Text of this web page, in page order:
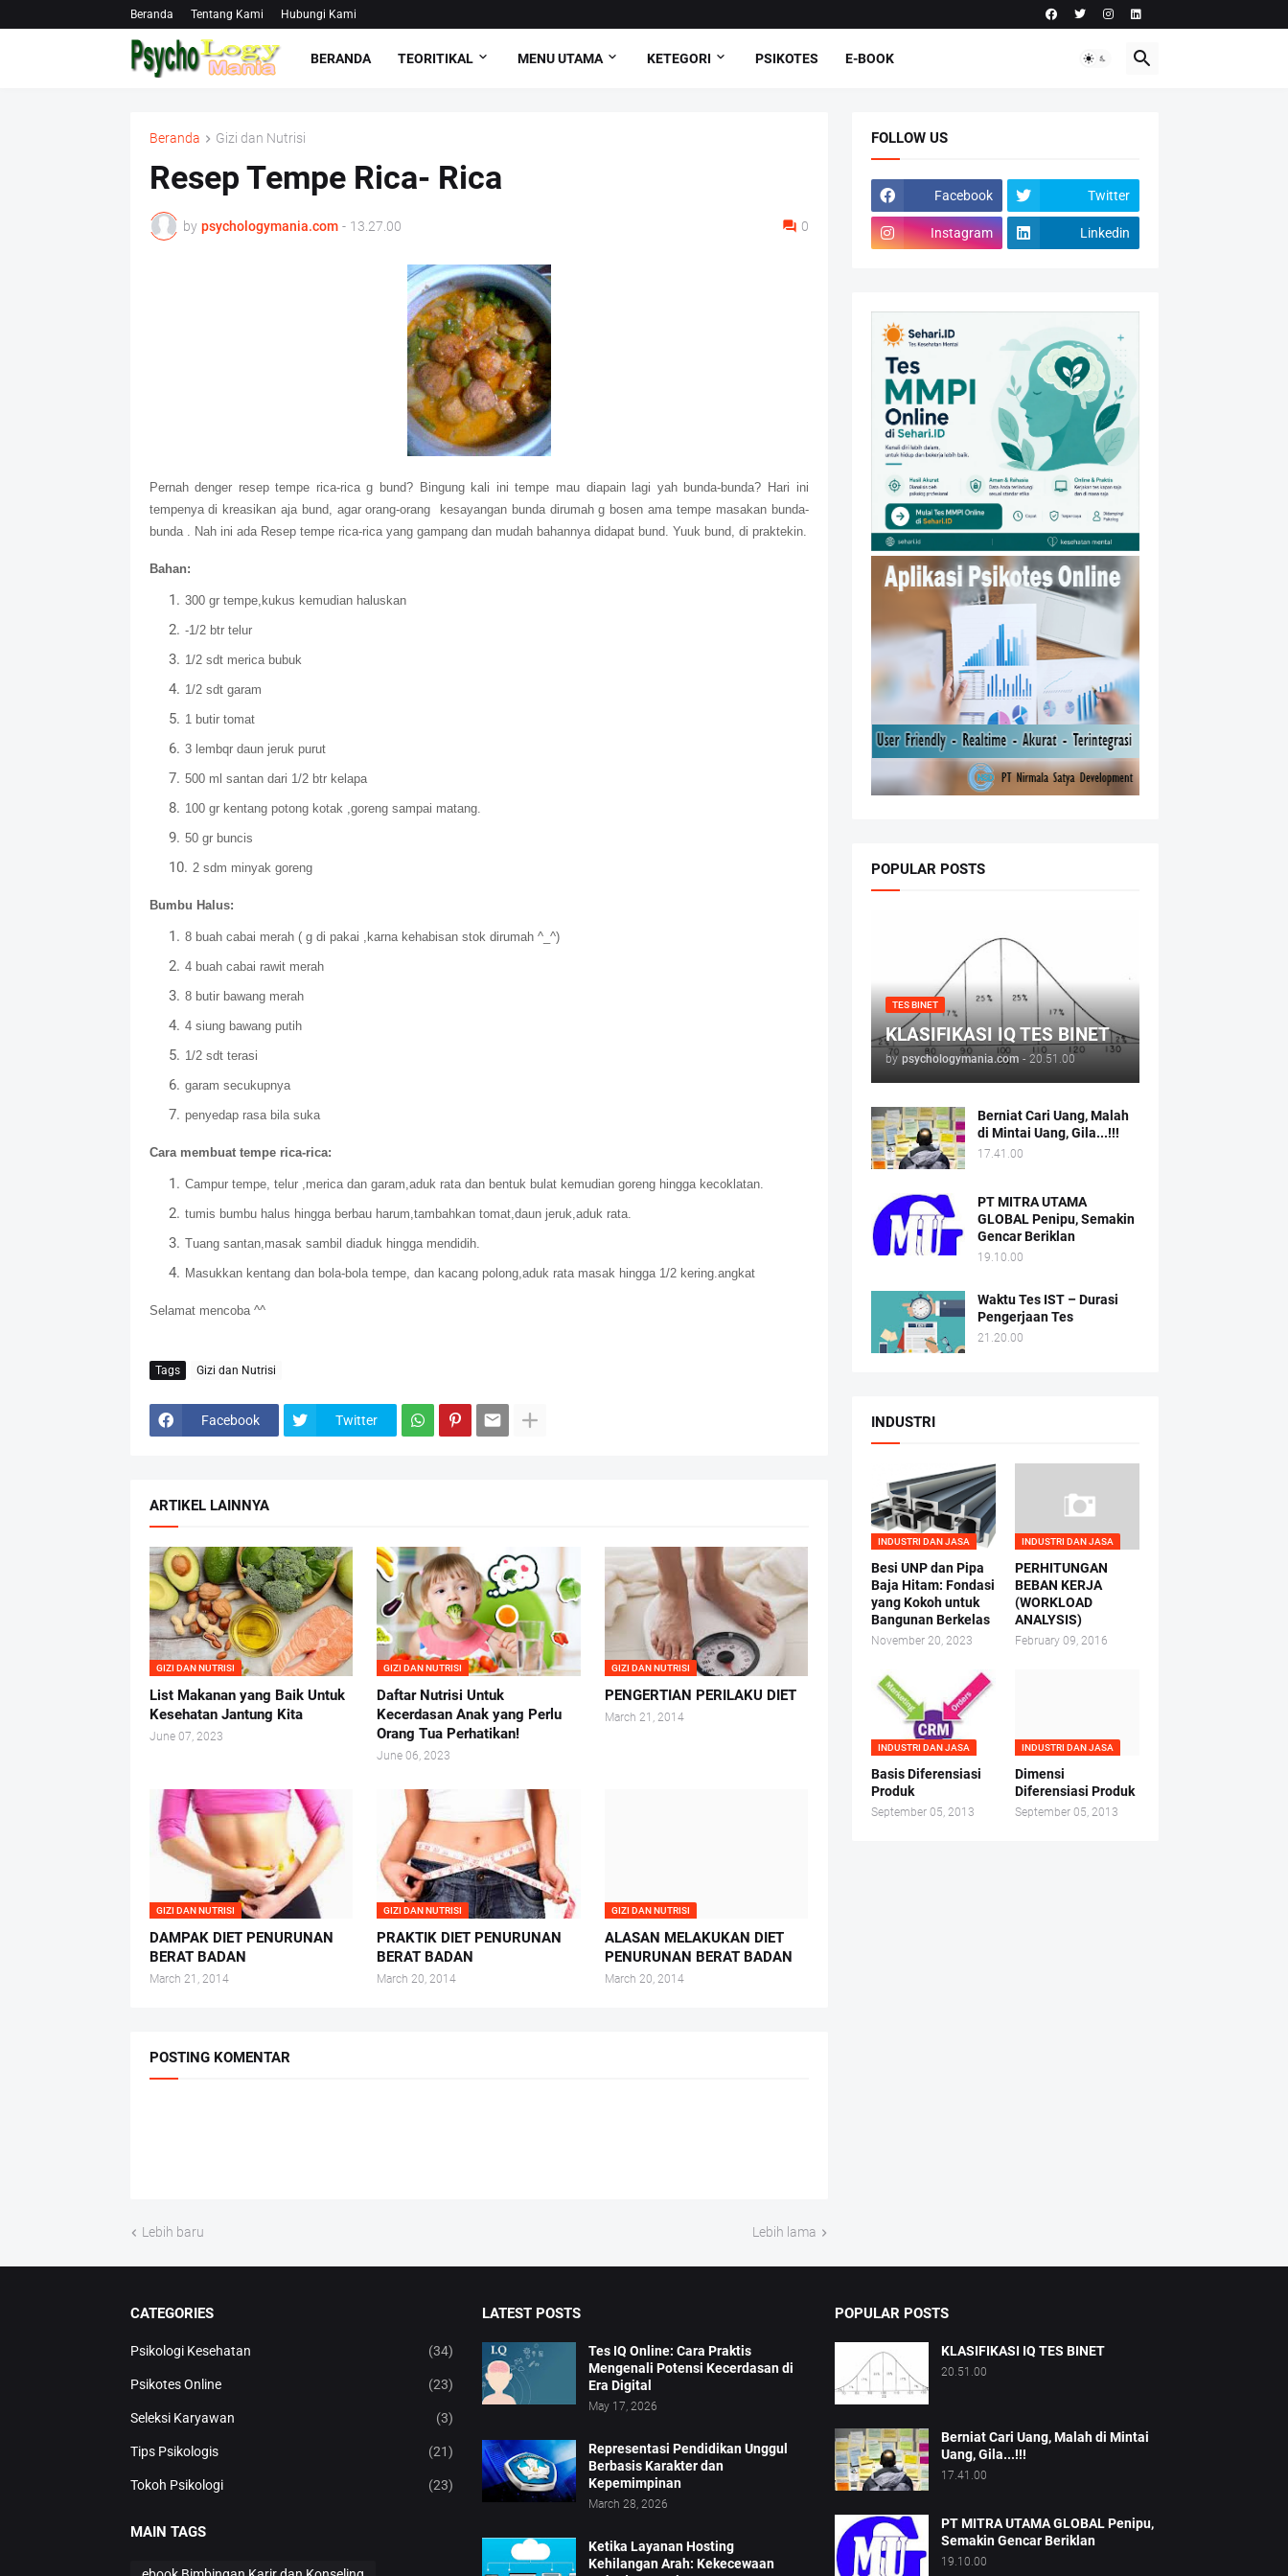
Beranda Tentang Kami Hubungi Kami
BERANDA TEORITIKAL MENU UTAMA KETEGORI PSIKOTES E-BOOK
Beranda Gizi dan Nutrisi
Resep Tempe Rica- Rica
by psychologymania.com - 13.27.00 0
Pernah denger resep tempe rica-rica g bund? Bingung kali ini tempe mau diapain lagi yah bunda-bunda? Hari ini
tempenya di kreasikan aja bund, agar orang-orang
kesayangan bunda dirumah g bosen ama tempe masakan bunda-
bunda . Nah ini ada Resep tempe rica-rica yang gampang dan mudah bahannya didapat bund. Yuuk bund, di praktekin.
Bahan:
300 gr tempe,kukus kemudian haluskan
-1/2 btr telur
1/2 sdt merica bubuk
1/2 sdt garam
1 butir tomat
3 lembqr daun jeruk purut
500 ml santan dari 1/2 btr kelapa
100 gr kentang potong kotak ,goreng sampai matang.
50 gr buncis
2 sdm minyak goreng
Bumbu Halus:
8 buah cabai merah ( g di pakai ,karna kehabisan stok dirumah ^_^)
4 buah cabai rawit merah
8 butir bawang merah
4 siung bawang putih
1/2 sdt terasi
garam secukupnya
penyedap rasa bila suka
Cara membuat tempe rica-rica:
Campur tempe, telur ,merica dan garam,aduk rata dan bentuk bulat kemudian goreng hingga kecoklatan.
tumis bumbu halus hingga berbau harum,tambahkan tomat,daun jeruk,aduk rata.
Tuang santan,masak sambil diaduk hingga mendidih.
Masukkan kentang dan bola-bola tempe, dan kacang polong,aduk rata masak hingga 1/2 kering.angkat
Selamat mencoba ^^
Tags Gizi dan Nutrisi
Facebook Twitter
ARTIKEL LAINNYA
GIZI DAN NUTRISI
List Makanan yang Baik Untuk
Kesehatan Jantung Kita
June 07, 2023
GIZI DAN NUTRISI
Daftar Nutrisi Untuk
Kecerdasan Anak yang Perlu
Orang Tua Perhatikan!
June 06, 2023
GIZI DAN NUTRISI
PENGERTIAN PERILAKU DIET
March 21, 2014
GIZI DAN NUTRISI
DAMPAK DIET PENURUNAN
BERAT BADAN
March 21, 2014
GIZI DAN NUTRISI
PRAKTIK DIET PENURUNAN
BERAT BADAN
March 20, 2014
GIZI DAN NUTRISI
ALASAN MELAKUKAN DIET
PENURUNAN BERAT BADAN
March 20, 2014
POSTING KOMENTAR
Lebih baru Lebih lama
FOLLOW US
Facebook Twitter
Instagram Linkedin
POPULAR POSTS
TES BINET
KLASIFIKASI IQ TES BINET
by psychologymania.com - 20.51.00
Berniat Cari Uang, Malah
di Mintai Uang, Gila...!!!
17.41.00
PT MITRA UTAMA
GLOBAL Penipu, Semakin
Gencar Beriklan
19.10.00
Waktu Tes IST – Durasi
Pengerjaan Tes
21.20.00
INDUSTRI
INDUSTRI DAN JASA
Besi UNP dan Pipa
Baja Hitam: Fondasi
yang Kokoh untuk
Bangunan Berkelas
November 20, 2023
INDUSTRI DAN JASA
PERHITUNGAN
BEBAN KERJA
(WORKLOAD
ANALYSIS)
February 09, 2016
INDUSTRI DAN JASA
Basis Diferensiasi
Produk
September 05, 2013
INDUSTRI DAN JASA
Dimensi
Diferensiasi Produk
September 05, 2013
CATEGORIES
Psikologi Kesehatan (34)
Psikotes Online (23)
Seleksi Karyawan (3)
Tips Psikologis (21)
Tokoh Psikologi (23)
MAIN TAGS
LATEST POSTS
Tes IQ Online: Cara Praktis
Mengenali Potensi Kecerdasan di
Era Digital
May 17, 2026
Representasi Pendidikan Unggul
Berbasis Karakter dan
Kepemimpinan
March 28, 2026
Ketika Layanan Hosting
Kehilangan Arah: Kekecewaan
POPULAR POSTS
KLASIFIKASI IQ TES BINET
20.51.00
Berniat Cari Uang, Malah di Mintai
Uang, Gila...!!!
17.41.00
PT MITRA UTAMA GLOBAL Penipu,
Semakin Gencar Beriklan
19.10.00